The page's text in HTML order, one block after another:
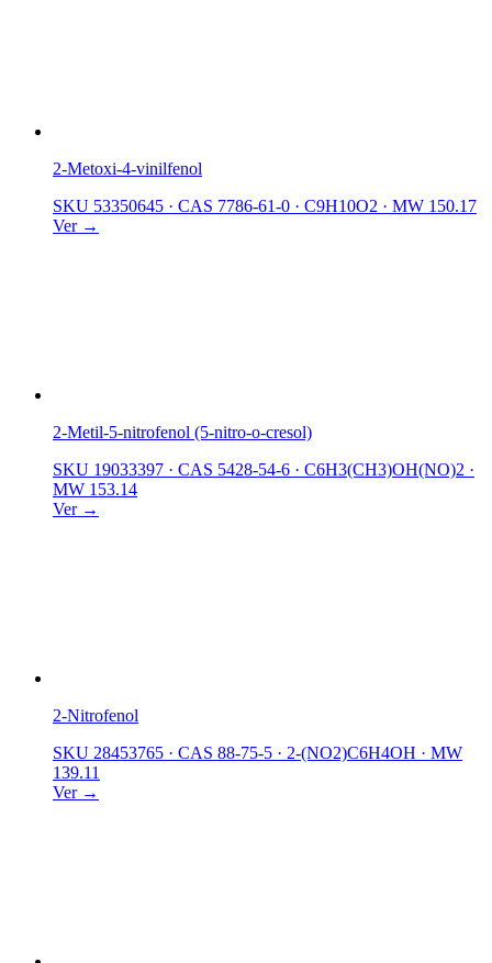
2-Metoxi-4-vinilfenol
SKU 53350645 · CAS 7786-61-0 · C9H10O2 · MW 150.17
Ver →
2-Metil-5-nitrofenol (5-nitro-o-cresol)
SKU 19033397 · CAS 5428-54-6 · C6H3(CH3)OH(NO)2 ·
MW 153.14
Ver →
2-Nitrofenol
SKU 28453765 · CAS 88-75-5 · 2-(NO2)C6H4OH · MW
139.11
Ver →